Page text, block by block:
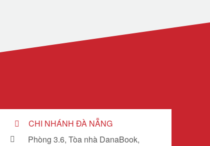
CHI NHÁNH ĐÀ NẴNG
Phòng 3.6, Tòa nhà DanaBook,